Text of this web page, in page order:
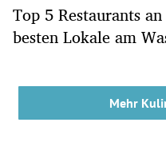
Top 5 Restaurants
besten Lokale am
Mehr